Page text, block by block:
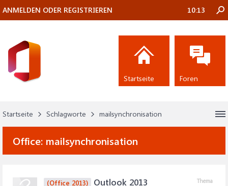
Startseite Schlagworte mailsynchronisation
Office: mailsynchronisation
Thema
(Office 2013) Outlook 2013
ANMELDEN ODER REGISTRIEREN 10:13
Startseite Foren